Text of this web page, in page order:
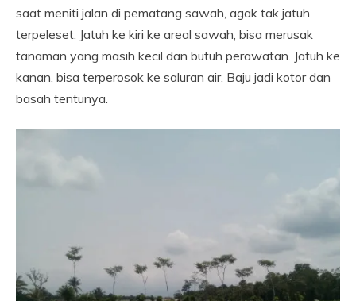
saat meniti jalan di pematang sawah, agak tak jatuh
terpeleset. Jatuh ke kiri ke areal sawah, bisa merusak
tanaman yang masih kecil dan butuh perawatan. Jatuh ke
kanan, bisa terperosok ke saluran air. Baju jadi kotor dan
basah tentunya.